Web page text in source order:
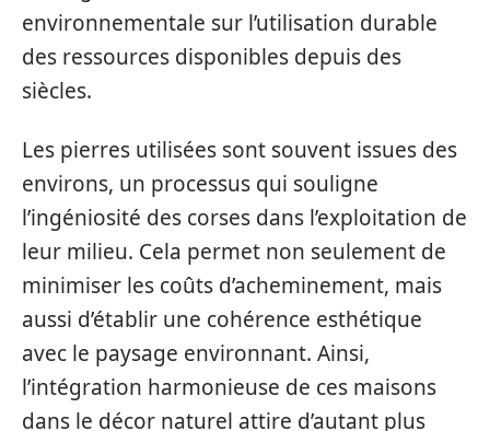
environnementale sur l’utilisation durable
des ressources disponibles depuis des
siècles.
Les pierres utilisées sont souvent issues des
environs, un processus qui souligne
l’ingéniosité des corses dans l’exploitation de
leur milieu. Cela permet non seulement de
minimiser les coûts d’acheminement, mais
aussi d’établir une cohérence esthétique
avec le paysage environnant. Ainsi,
l’intégration harmonieuse de ces maisons
dans le décor naturel attire d’autant plus